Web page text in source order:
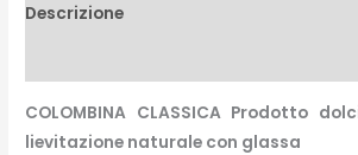
Descrizione
COLOMBINA CLASSICA Prodotto
lievitazione naturale con glassa